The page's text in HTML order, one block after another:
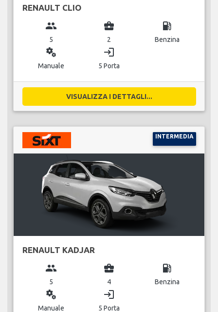
RENAULT CLIO
group
5
business_center
2
local_gas_station
Benzina
miscellaneous_services
Manuale
login
5 Porta
VISUALIZZA I DETTAGLI...
INTERMEDIA
RENAULT KADJAR
group
5
business_center
4
local_gas_station
Benzina
miscellaneous_services
Manuale
login
5 Porta